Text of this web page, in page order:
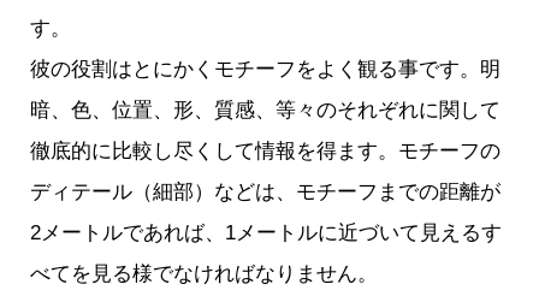
す。
彼の役割はとにかくモチーフをよく観る事です。明
暗、色、位置、形、質感、等々のそれぞれに関して
徹底的に比較し尽くして情報を得ます。モチーフの
ディテール（細部）などは、モチーフまでの距離が
2メートルであれば、1メートルに近づいて見えるす
べてを見る様でなければなりません。